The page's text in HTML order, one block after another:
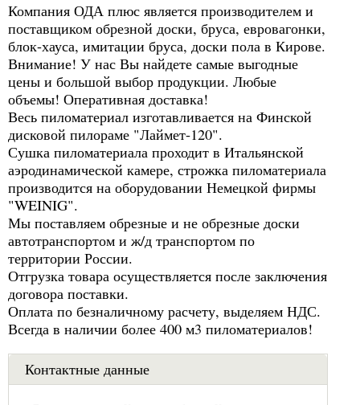
Компания ОДА плюс является производителем и
поставщиком обрезной доски, бруса, евровагонки,
блок-хауса, имитации бруса, доски пола в Кирове.
Внимание! У нас Вы найдете самые выгодные
цены и большой выбор продукции. Любые
объемы! Оперативная доставка!
Весь пиломатериал изготавливается на Финской
дисковой пилораме "Лаймет-120".
Сушка пиломатериала проходит в Итальянской
аэродинамической камере, строжка пиломатериала
производится на оборудовании Немецкой фирмы
"WEINIG".
Мы поставляем обрезные и не обрезные доски
автотранспортом и ж/д транспортом по
территории России.
Отгрузка товара осуществляется после заключения
договора поставки.
Оплата по безналичному расчету, выделяем НДС.
Всегда в наличии более 400 м3 пиломатериалов!
Контактные данные